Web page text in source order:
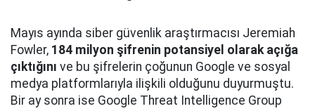
Mayıs ayında siber güvenlik araştırmacısı Jeremiah
Fowler, 184 milyon şifrenin potansiyel olarak açığa
çıktığını ve bu şifrelerin çoğunun Google ve sosyal
medya platformlarıyla ilişkili olduğunu duyurmuştu.
Bir ay sonra ise Google Threat Intelligence Group